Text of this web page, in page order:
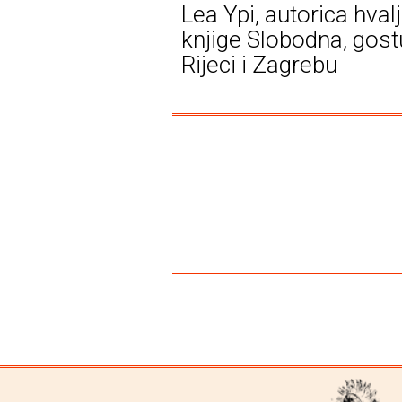
Lea Ypi, autorica
knjige Slobodna,
Rijeci i Zagrebu